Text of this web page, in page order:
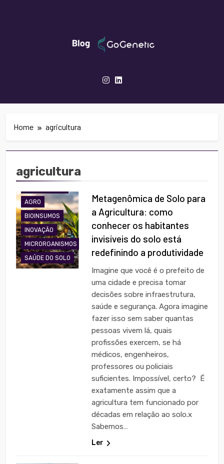
GoGenetic- Blog
Inovação Em Genética, Biotecnologia E
Home agricultura
agricultura
AGRO
BIOINSUMOS
INOVAÇÃO
MICRORGANISMOS
SAÚDE DO SOLO
Metagenômica de Solo para
a Agricultura: como
conhecer os habitantes
invisíveis do solo está
redefinindo a produtividade
Imagine que você é o prefeito de
uma cidade e precisa tomar
decisões sobre infraestrutura,
saúde e segurança. Agora imagine
fazer isso sem saber quantas
pessoas vivem lá, quais
profissões exercem, se há
médicos, engenheiros,
professores ou policiais
suficientes. Impossível, certo? É
exatamente assim que a
agricultura tem funcionado por
décadas em relação ao solo.x
Sabemos…
Ler